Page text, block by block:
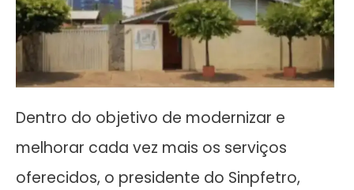
Dentro do objetivo de modernizar e
melhorar cada vez mais os serviços
oferecidos, o presidente do Sinpfetro,